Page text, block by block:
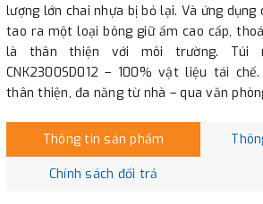
lượng lớn chai nhựa bị bỏ lại. Và ứng dụng
tao ra một loại bông giữ ấm cao cấp,
là thân thiện với môi trường. Túi
CNK2300SD012 – 100% vật liệu tái
thân thiện, đa năng từ nhà – qua văn
Thông tin sản phẩm
Chính sách đổi trả